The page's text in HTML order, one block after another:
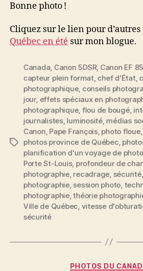
Bonne photo !
Cliquez sur le lien pour d’autres
Québec en été sur mon blogue.
Étiquettes
Canada Canon 5DSR, Canon EF
capteur plein format, chef d'État,
photographique, conseils
jour, effets spéciaux en
photographique, flou de bougé,
journalistes, luminosité, médias
Canon Pape François, photo floue,
photos province de Québec
planification d'un voyage de
Porte St-Louis, profondeur de
photographie, recadrage sécurité,
photographie, session photo
photographie,théorie
Ville de Québec vitesse
sécurité
PHOTOS DU